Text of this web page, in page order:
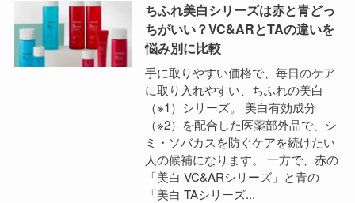
ちふれ美白シリーズは赤と青どっ
ちがいい？VC&ARとTAの違いを
悩み別に比較
手に取りやすい価格で、毎日のケア
に取り入れやすい、ちふれの美白
（※1）シリーズ。 美白有効成分
（※2）を配合した医薬部外品で、シ
ミ・ソバカスを防ぐケアを続けたい
人の候補になります。 一方で、赤の
「美白 VC&ARシリーズ」と青の
「美白 TAシリーズ...